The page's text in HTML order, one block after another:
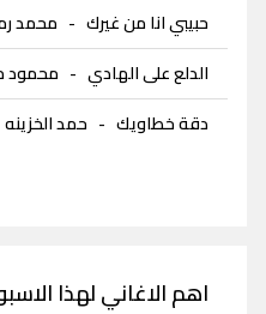
حبيبي انا من غيرك - محمد
الدلع على الهادي - محمود
دقة خطاويك - حمد الخزينه
اهم الاغاني لهذا